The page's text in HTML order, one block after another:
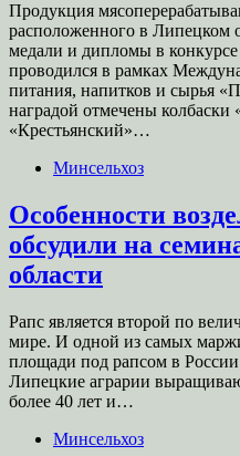
Продукция
расположенного в Липецком
медали и дипломы в
проводился в рамках
питания, напитков и сырья
наградой отмечены колбаски
«Крестьянский»…
Минсельхоз
Особенности
обсудили на
области
Рапс является второй по
мире. И одной из самых
площади под рапсом в
Липецкие аграрии
более 40 лет и…
Минсельхоз